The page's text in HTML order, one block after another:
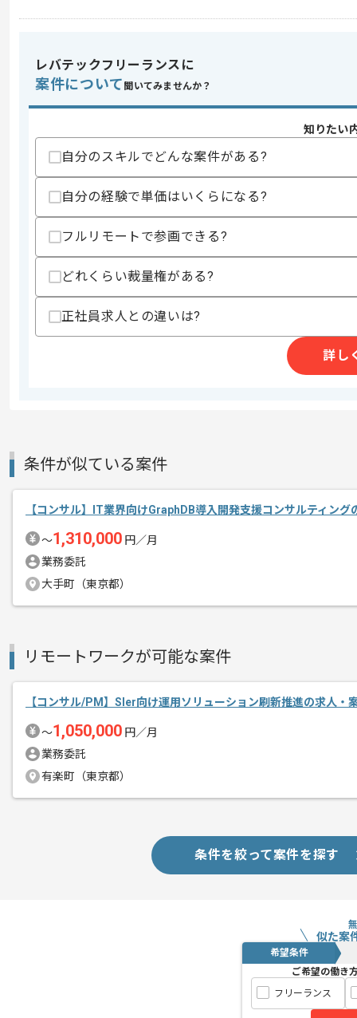
スキル
スキルに不安がある方へ
上記に似た経験やスキルをお持ちであれば申
その他募集要項
商談回数
2回
エージェントからのコ
メント
レバテックでの実績がある企業の案件で
コンサルの経験を活かすことができます
複数案件を保有している企業ですので、
ご経験と実績に応じてスライド案件の
新しいアイディアや技術を積極的に導入
レバテックフリーランスに
案件について 聞いてみませんか？
知りたい
自分のスキルでどんな案件がある?
自分の経験で単価はいくらになる?
フルリモートで参画できる?
どれくらい裁量権がある?
正社員求人との違いは?
詳し
条件が似ている案件
【コンサル】IT業界向けGraphDB導入開発支援コンサルティング
〜1,310,000 円／月
業務委託
大手町（東京都）
リモートワークが可能な案件
【コンサル/PM】SIer向け運用ソリューション刷新推進の求人・
〜1,050,000 円／月
業務委託
有楽町（東京都）
条件を絞って案件を探す
似た案
希望条件
ご希望の働き
フリーランス